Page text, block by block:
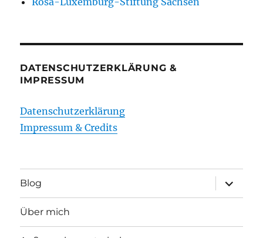
DATENSCHUTZERKLÄRUNG &
IMPRESSUM
Datenschutzerklärung
Impressum & Credits
Blog
öffnen
Über mich